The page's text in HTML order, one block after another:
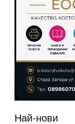
Най-нови